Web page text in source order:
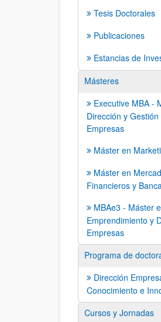
Tesis Doctorales
Publicaciones
Estancias de
Másteres
Executive MBA -
Dirección y Gestión
Empresas
Máster en
Máster en
Financieros y
MBAe3 - Máster
Emprendimiento y
Empresas
Programa de
Dirección
Conocimiento e
Cursos y Jornadas